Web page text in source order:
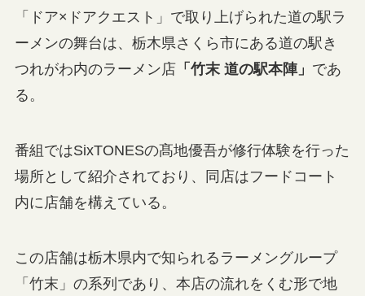
「ドア×ドアクエスト」で取り上げられた道の駅ラ
ーメンの舞台は、栃木県さくら市にある道の駅き
つれがわ内のラーメン店「竹末 道の駅本陣」 であ
る。
番組ではSixTONESの髙地優吾が修行体験を行った
場所として紹介されており、同店はフードコート
内に店舗を構えている。
この店舗は栃木県内で知られるラーメングループ
「竹末」の系列であり、本店の流れをくむ形で地